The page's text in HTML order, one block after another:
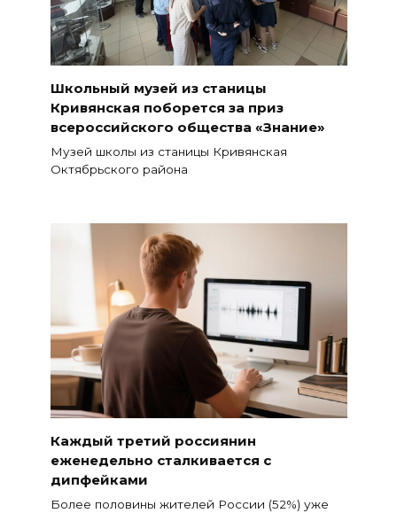
Школьный музей из станицы
Кривянская поборется за приз
всероссийского общества «Знание»
Музей школы из станицы Кривянская
Октябрьского района
Каждый третий россиянин
еженедельно сталкивается с
дипфейками
Более половины жителей России (52%) уже